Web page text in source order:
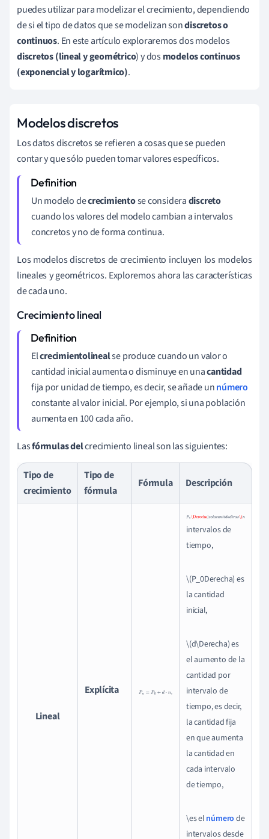
puedes utilizar para modelizar el crecimiento, dependiendo
de si el tipo de datos que se modelizan sondiscretos o
continuos. En este artículo exploraremos dos modelos
discretos (lineal y geométrico) y dosmodelos continuos
(exponencial y logarítmico).
Modelos discretos
Los datos discretos se refieren a cosas que se pueden
contar y que sólo pueden tomar valores específicos.
Un modelo decrecimientose consideradiscreto
cuando los valores del modelo cambian a intervalos
concretos y no de forma continua.
Los modelos discretos de crecimiento incluyen los modelos
lineales y geométricos. Exploremos ahora las características
de cada uno.
Crecimiento lineal
Elcrecimientolinealse produce cuando un valor o
cantidad inicial aumenta o disminuye en unacantidad
fija por unidad de tiempo, es decir, se añade unnúmero
constante al valor inicial. Por ejemplo, si una población
aumenta en 100 cada año.
Lasfórmulas delcrecimiento lineal son las siguientes:
Tipo de
crecimiento
Tipo de
fórmula
Fórmula Descripción
Lineal
Explícita Pn=P0+d
Pn\Derecha)eslac
(n
intervalos de
tiempo,
\(P_0Derecha) es
la cantidad
inicial,
\(d\Derecha) es
el aumento de la
cantidad por
intervalo de
tiempo, es decir,
la cantidad fija
en que aumenta
la cantidad en
cada intervalo
de tiempo,
\es el número de
intervalos desde